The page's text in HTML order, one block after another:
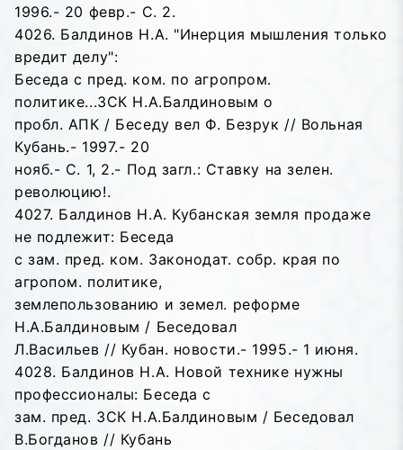
1996.- 20 февр.- С. 2.
4026. Балдинов Н.А. "Инерция мышления только
вредит делу":
Беседа с пред. ком. по агропром.
политике...ЗСК Н.А.Балдиновым о
пробл. АПК / Беседу вел Ф. Безрук // Вольная
Кубань.- 1997.- 20
нояб.- С. 1, 2.- Под загл.: Ставку на зелен.
революцию!.
4027. Балдинов Н.А. Кубанская земля продаже
не подлежит: Беседа
с зам. пред. ком. Законодат. собр. края по
агропом. политике,
землепользованию и земел. реформе
Н.А.Балдиновым / Беседовал
Л.Васильев // Кубан. новости.- 1995.- 1 июня.
4028. Балдинов Н.А. Новой технике нужны
профессионалы: Беседа с
зам. пред. ЗСК Н.А.Балдиновым / Беседовал
В.Богданов // Кубань